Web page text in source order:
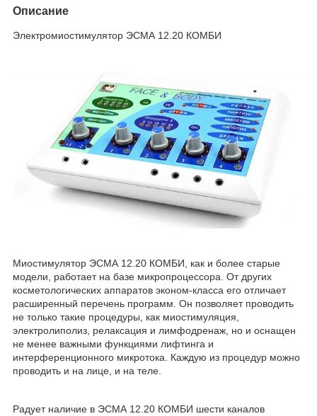
Описание
Электромиостимулятор ЭСМА 12.20 КОМБИ
Миостимулятор ЭСМА 12.20 КОМБИ, как и более старые
модели, работает на базе микропроцессора. От других
косметологических аппаратов эконом-класса его отличает
расширенный перечень программ. Он позволяет проводить
не только такие процедуры, как миостимуляция,
электролиполиз, релаксация и лимфодренаж, но и оснащен
не менее важными функциями лифтинга и
интерференционного микротока. Каждую из процедур можно
проводить и на лице, и на теле.
Радует наличие в ЭСМА 12.20 КОМБИ шести каналов